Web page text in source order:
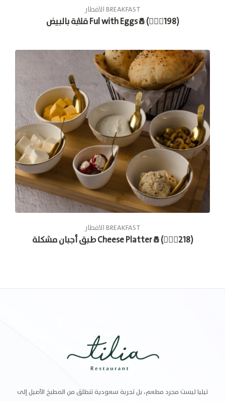
الافطار BREAKFAST
قلابة بالبيض Ful with Eggs🧂(🚶🏽‍♂198)
الافطار BREAKFAST
طبق أجبان مشكلة Cheese Platter🧂(🚶🏽‍♂218)
تيليا ليست مجرد مطعم، بل تجربة سعودية تنطلق من المطبخ الأصيل إلى